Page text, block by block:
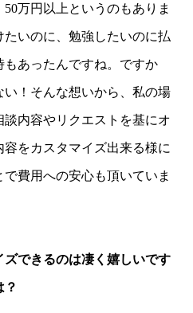
万円以上というのもありま
いのに、勉強したいのに払
もあったんですね。ですか
！そんな想いから、私の場
内容やリクエストを基にオ
をカスタマイズ出来る様に
費用への安心も頂いていま
できるのは凄く嬉しいです
？